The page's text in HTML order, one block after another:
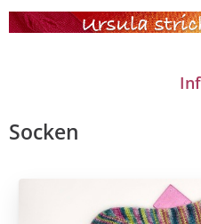
Socken